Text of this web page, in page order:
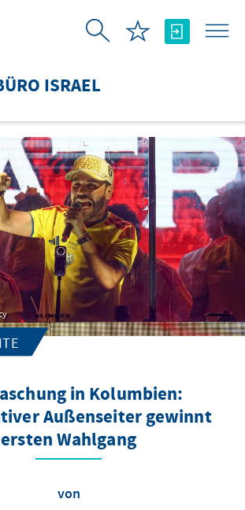
ISRAEL
in Kolumbien:
Außenseiter gewinnt
ersten Wahlgang
von